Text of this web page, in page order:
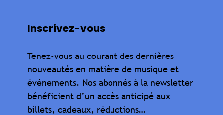
Inscrivez-vous
Tenez-vous au courant des dernières
nouveautés en matière de musique et
événements. Nos abonnés à la newsletter
bénéficient d’un accès anticipé aux
billets, cadeaux, réductions…